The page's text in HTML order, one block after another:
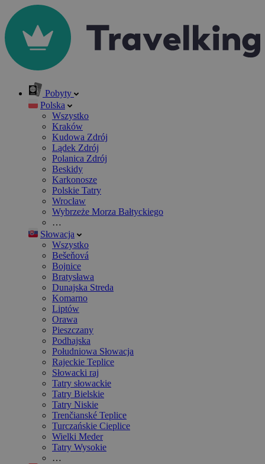
Pobyty
Polska
Wszystko
Kraków
Kudowa Zdrój
Lądek Zdrój
Polanica Zdrój
Beskidy
Karkonosze
Polskie Tatry
Wrocław
Wybrzeże Morza Bałtyckiego
…
Słowacja
Wszystko
Bešeňová
Bojnice
Bratysława
Dunajska Streda
Komarno
Liptów
Orawa
Pieszczany
Podhajska
Południowa Słowacja
Rajeckie Teplice
Słowacki raj
Tatry słowackie
Tatry Bielskie
Tatry Niskie
Trenčianské Teplice
Turczańskie Cieplice
Wielki Meder
Tatry Wysokie
…